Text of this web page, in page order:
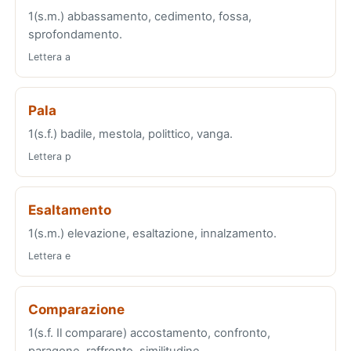
1(s.m.) abbassamento, cedimento, fossa,
sprofondamento.
Lettera a
Pala
1(s.f.) badile, mestola, polittico, vanga.
Lettera p
Esaltamento
1(s.m.) elevazione, esaltazione, innalzamento.
Lettera e
Comparazione
1(s.f. Il comparare) accostamento, confronto,